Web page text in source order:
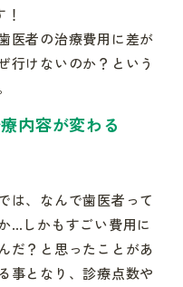
医者の治療費用に差が
行けないのか？という
内容が変わる
は、なんで歯医者って
…しかもすごい費用に
だ？と思ったことがあ
事となり、診療点数や